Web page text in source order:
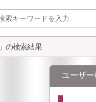
の検索結果
ユーザ